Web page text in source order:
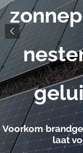
Voorkom
laat